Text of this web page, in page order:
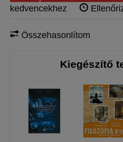
kedvencekhez
Összehasonlítom
Kiegészítő